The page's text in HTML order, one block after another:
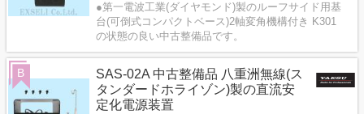
●第一電波工業(ダイヤモンド)製のルーフサイド用基
台(可倒式コンパクトベース)2軸変角機構付き K301
の状態の良い中古整備品です。
SAS-02A 中古整備品 八重洲無線(ス
タンダードホライゾン)製の直流安
定化電源装置
B